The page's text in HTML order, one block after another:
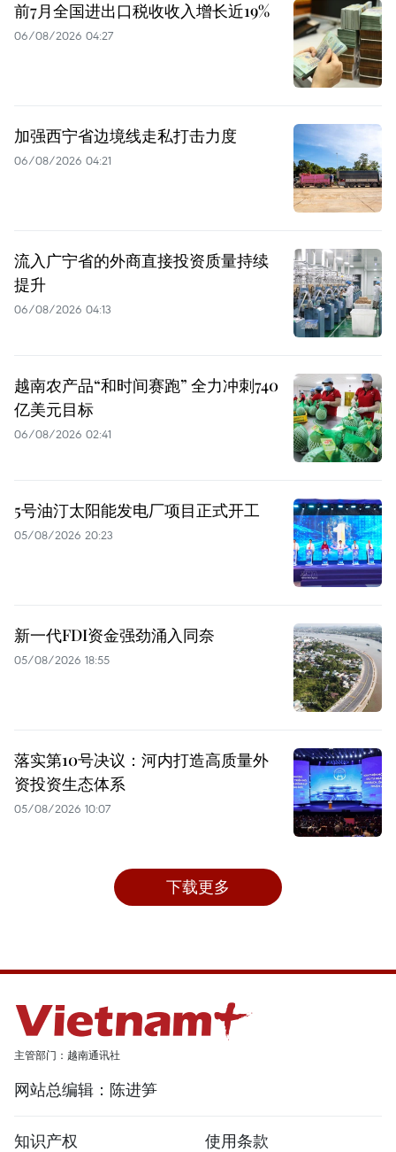
前7月全国进出口税收收入增长近19%
06/08/2026 04:27
加强西宁省边境线走私打击力度
06/08/2026 04:21
流入广宁省的外商直接投资质量持续
提升
06/08/2026 04:13
越南农产品“和时间赛跑” 全力冲刺740
亿美元目标
06/08/2026 02:41
5号油汀太阳能发电厂项目正式开工
05/08/2026 20:23
新一代FDI资金强劲涌入同奈
05/08/2026 18:55
落实第10号决议：河内打造高质量外
资投资生态体系
05/08/2026 10:07
下载更多
主管部门：越南通讯社
网站总编辑：陈进笋
知识产权 使用条款